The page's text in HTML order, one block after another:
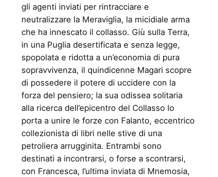
gli agenti inviati per rintracciare e
neutralizzare la Meraviglia, la micidiale arma
che ha innescato il collasso. Giù sulla Terra,
in una Puglia desertificata e senza legge,
spopolata e ridotta a un’economia di pura
sopravvivenza, il quindicenne Magari scopre
di possedere il potere di uccidere con la
forza del pensiero; la sua odissea solitaria
alla ricerca dell’epicentro del Collasso lo
porta a unire le forze con Falanto, eccentrico
collezionista di libri nelle stive di una
petroliera arrugginita. Entrambi sono
destinati a incontrarsi, o forse a scontrarsi,
con Francesca, l’ultima inviata di Mnemosia,